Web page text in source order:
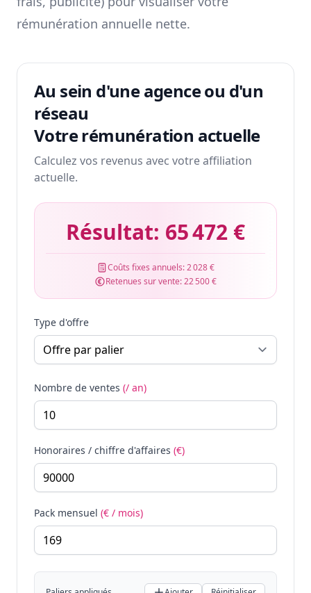
rémunération annuelle nette.
Au sein d'une agence ou d'un
réseau
Votre rémunération actuelle
Calculez vos revenus avec votre affiliation
actuelle.
Résultat: 65 472 €
Coûts fixes annuels:2 028 €
Retenues sur vente:22 500 €
Type d'offre
Nombre de ventes (/ an)
Honoraires / chiffre d'affaires (€)
Pack mensuel (€ / mois)